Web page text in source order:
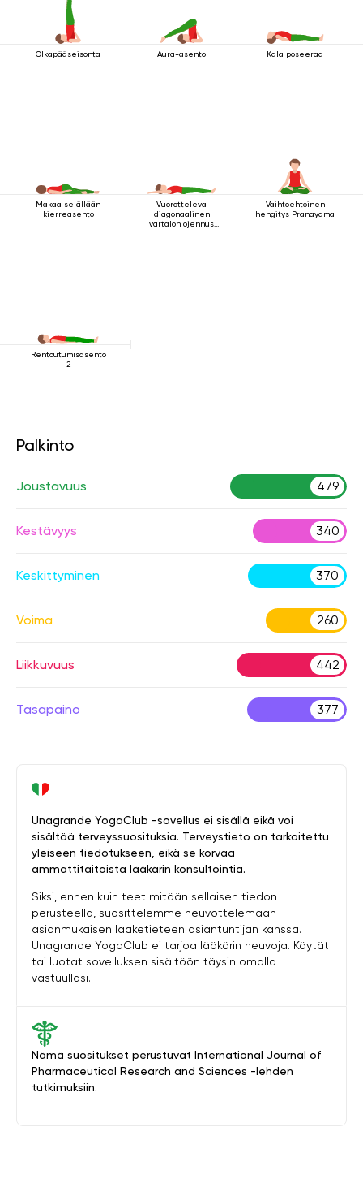
Olkapääseisonta Aura-asento Kala poseeraa
Makaa selällään
kierreasento
Vuorotteleva
diagonaalinen
vartalon ojennus
Vaihtoehtoinen
hengitys Pranayama
Rentoutumisasento
2
Palkinto
Joustavuus 479
Kestävyys 340
Keskittyminen 370
Voima 260
Liikkuvuus 442
Tasapaino 377
Nämä suositukset perustuvat International Journal of
Pharmaceutical Research and Sciences -lehden
tutkimuksiin.
Unagrande YogaClub -sovellus ei sisällä eikä voi
sisältää terveyssuosituksia. Terveystieto on tarkoitettu
yleiseen tiedotukseen, eikä se korvaa
ammattitaitoista lääkärin konsultointia.
Siksi, ennen kuin teet mitään sellaisen tiedon
perusteella, suosittelemme neuvottelemaan
asianmukaisen lääketieteen asiantuntijan kanssa.
Unagrande YogaClub ei tarjoa lääkärin neuvoja. Käytät
tai luotat sovelluksen sisältöön täysin omalla
vastuullasi.